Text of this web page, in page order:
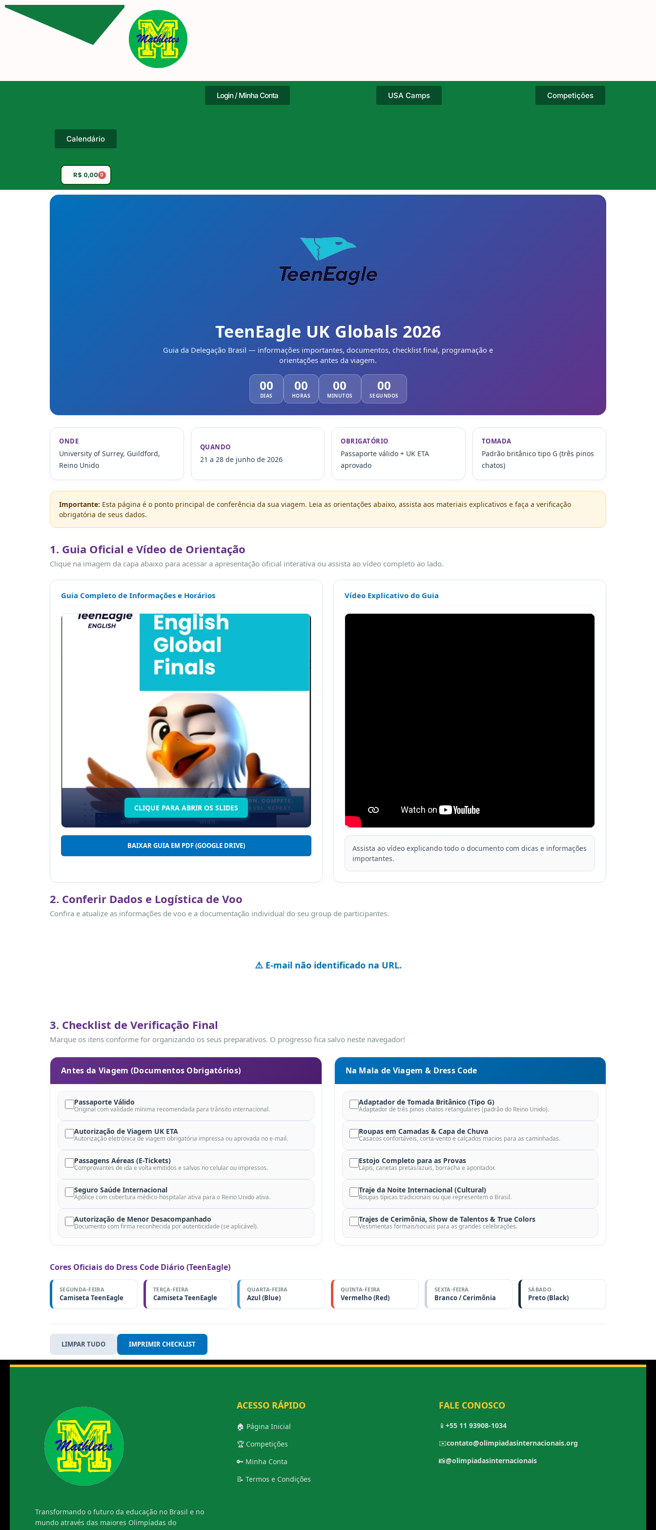
Login / Minha Conta USA Camps Competições
Calendário
R$ 0,00 0
TeenEagle UK Globals 2026
Guia da Delegação Brasil — informações importantes, documentos, checklist final, programação e
orientações antes da viagem.
00
DIAS
00
HORAS
00
MINUTOS
00
SEGUNDOS
ONDE
University of Surrey, Guildford,
Reino Unido
QUANDO
21 a 28 de junho de 2026
OBRIGATÓRIO
Passaporte válido + UK ETA
aprovado
TOMADA
Padrão britânico tipo G (três pinos
chatos)
Importante: Esta página é o ponto principal de conferência da sua viagem. Leia as orientações abaixo, assista aos materiais explicativos e faça a verificação
obrigatória de seus dados.
1. Guia Oficial e Vídeo de Orientação
Clique na imagem da capa abaixo para acessar a apresentação oficial interativa ou assista ao vídeo completo ao lado.
Guia Completo de Informações e Horários
CLIQUE PARA ABRIR OS SLIDES
BAIXAR GUIA EM PDF (GOOGLE DRIVE)
Vídeo Explicativo do Guia
Assista ao vídeo explicando todo o documento com dicas e informações
importantes.
2. Conferir Dados e Logística de Voo
Confira e atualize as informações de voo e a documentação individual do seu group de participantes.
⚠️ E-mail não identificado na URL.
3. Checklist de Verificação Final
Marque os itens conforme for organizando os seus preparativos. O progresso fica salvo neste navegador!
Antes da Viagem (Documentos Obrigatórios)
Passaporte Válido
Original com validade mínima recomendada para trânsito internacional.
Autorização de Viagem UK ETA
Autorização eletrônica de viagem obrigatória impressa ou aprovada no e-mail.
Passagens Aéreas (E-Tickets)
Comprovantes de ida e volta emitidos e salvos no celular ou impressos.
Seguro Saúde Internacional
Apólice com cobertura médico-hospitalar ativa para o Reino Unido ativa.
Autorização de Menor Desacompanhado
Documento com firma reconhecida por autenticidade (se aplicável).
Na Mala de Viagem & Dress Code
Adaptador de Tomada Britânico (Tipo G)
Adaptador de três pinos chatos retangulares (padrão do Reino Unido).
Roupas em Camadas & Capa de Chuva
Casacos confortáveis, corta-vento e calçados macios para as caminhadas.
Estojo Completo para as Provas
Lápis, canetas pretas/azuis, borracha e apontador.
Traje da Noite Internacional (Cultural)
Roupas típicas tradicionais ou que representem o Brasil.
Trajes de Cerimônia, Show de Talentos & True Colors
Vestimentas formais/sociais para as grandes celebrações.
Cores Oficiais do Dress Code Diário (TeenEagle)
SEGUNDA-FEIRA
Camiseta TeenEagle
TERÇA-FEIRA
Camiseta TeenEagle
QUARTA-FEIRA
Azul (Blue)
QUINTA-FEIRA
Vermelho (Red)
SEXTA-FEIRA
Branco / Cerimônia
SÁBADO
Preto (Black)
LIMPAR TUDO IMPRIMIR CHECKLIST
Transformando o futuro da educação no Brasil e no
mundo através das maiores Olimpíadas do
ACESSO RÁPIDO
🏠 Página Inicial
🏆 Competições
🔑 Minha Conta
📝 Termos e Condições
FALE CONOSCO
📱 +55 11 93908-1034
✉️contato@olimpiadasinternacionais.org
📸@olimpiadasinternacionais